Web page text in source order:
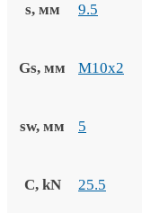
s, мм 9.5
Gs, мм M10x2
sw, мм 5
C, kN 25.5